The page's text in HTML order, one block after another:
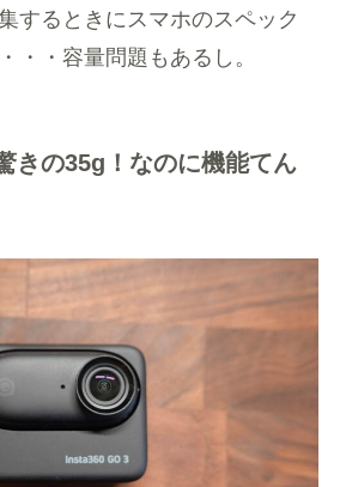
するときにスマホのスペック
・・容量問題もあるし。
きの35g！なのに機能てん